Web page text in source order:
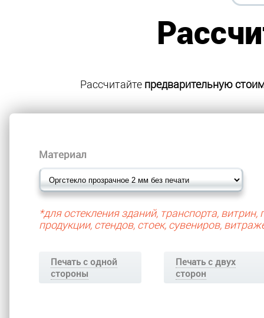
Рассчитайте предварительную
Материал
*для остекления зданий, транспорта,
продукции, стендов, стоек, сувениров,
Печать с одной
стороны
Печать с двух
сторон